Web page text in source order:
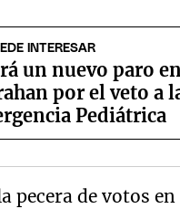
INTERESAR
un nuevo paro
por el veto a
Pediátrica
pecera de votos